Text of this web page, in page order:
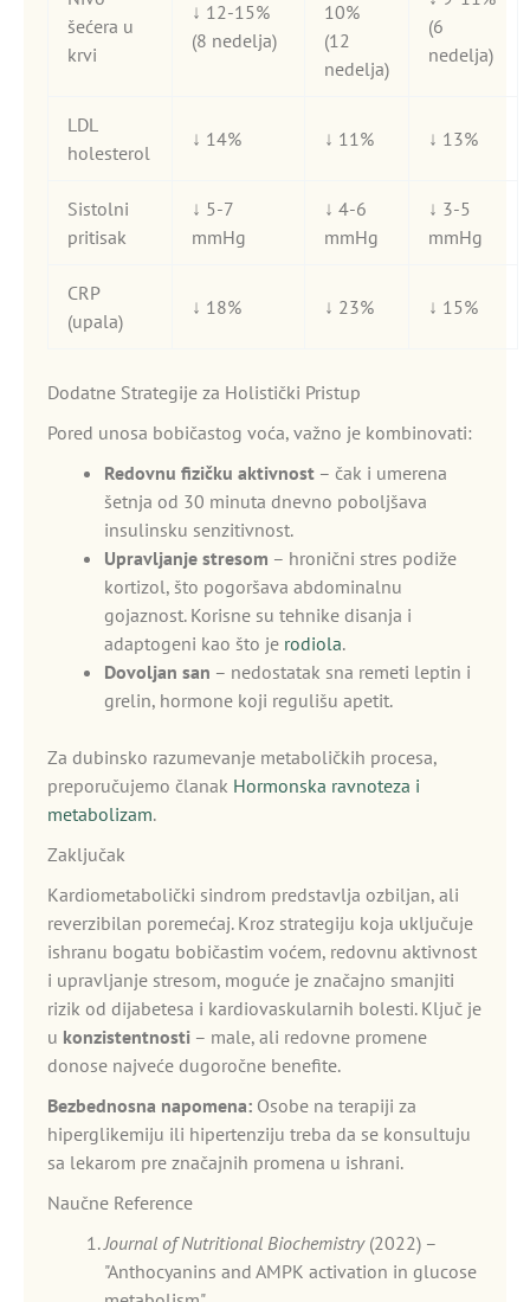
šećera u
krvi
↓ 12-15%
(8 nedelja)
10%
(12
nedelja)
(6
nedelja)
LDL
holesterol
↓ 14% ↓ 11% ↓ 13%
Sistolni
pritisak
↓ 5-7
mmHg
↓ 4-6
mmHg
↓ 3-5
mmHg
CRP
(upala)
↓ 18% ↓ 23% ↓ 15%
Dodatne Strategije za Holistički Pristup
Pored unosa bobičastog voća, važno je kombinovati:
Redovnu fizičku aktivnost – čak i umerena
šetnja od 30 minuta dnevno poboljšava
insulinsku senzitivnost.
Upravljanje stresom – hronični stres podiže
kortizol, što pogoršava abdominalnu
gojaznost. Korisne su tehnike disanja i
adaptogeni kao što je rodiola.
Dovoljan san – nedostatak sna remeti leptin i
grelin, hormone koji regulišu apetit.
Za dubinsko razumevanje metaboličkih procesa,
preporučujemo članak Hormonska ravnoteza i
metabolizam.
Zaključak
Kardiometabolički sindrom predstavlja ozbiljan, ali
reverzibilan poremećaj. Kroz strategiju koja uključuje
ishranu bogatu bobičastim voćem, redovnu aktivnost
i upravljanje stresom, moguće je značajno smanjiti
rizik od dijabetesa i kardiovaskularnih bolesti. Ključ je
u konzistentnosti – male, ali redovne promene
donose najveće dugoročne benefite.
Bezbednosna napomena: Osobe na terapiji za
hiperglikemiju ili hipertenziju treba da se konsultuju
sa lekarom pre značajnih promena u ishrani.
Naučne Reference
Journal of Nutritional Biochemistry(2022) –
"Anthocyanins and AMPK activation in glucose